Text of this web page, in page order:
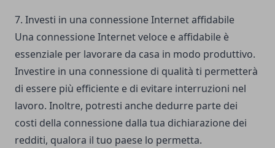
7. Investi in una connessione Internet affidabile
Una connessione Internet veloce e affidabile è
essenziale per lavorare da casa in modo produttivo.
Investire in una connessione di qualità ti permetterà
di essere più efficiente e di evitare interruzioni nel
lavoro. Inoltre, potresti anche dedurre parte dei
costi della connessione dalla tua dichiarazione dei
redditi, qualora il tuo paese lo permetta.